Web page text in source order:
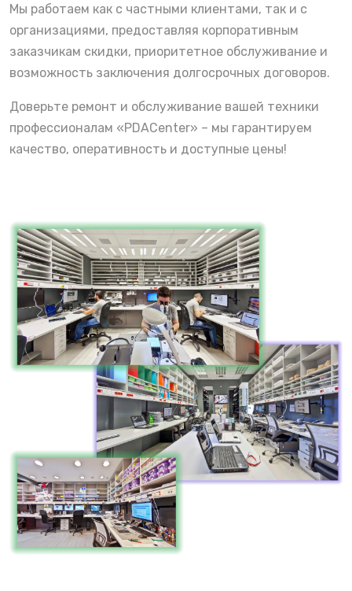
Мы работаем как с частными клиентами, так и с
организациями, предоставляя корпоративным
заказчикам скидки, приоритетное обслуживание и
возможность заключения долгосрочных договоров.
Доверьте ремонт и обслуживание вашей техники
профессионалам «PDACenter» – мы гарантируем
качество, оперативность и доступные цены!